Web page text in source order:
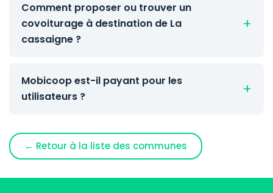
Comment proposer ou trouver un
covoiturage à destination de La
cassaigne ?
Mobicoop est-il payant pour les
utilisateurs ?
← Retour à la liste des communes